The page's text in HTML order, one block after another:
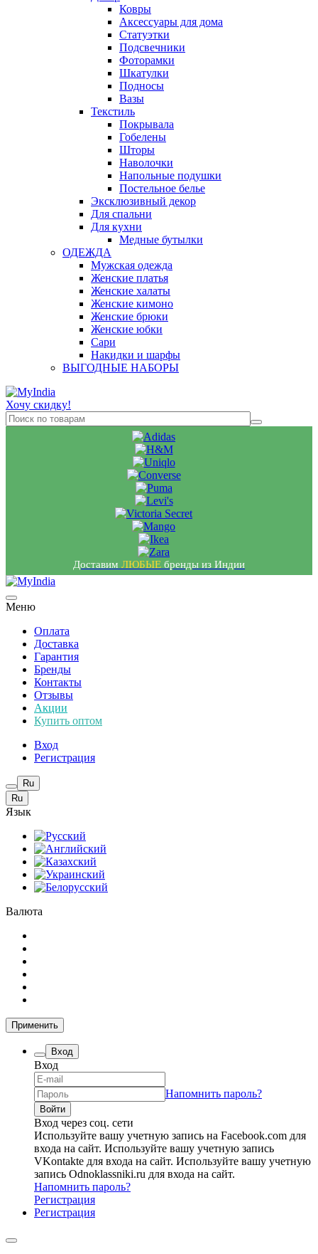
Ковры
Аксессуары для дома
Статуэтки
Подсвечники
Фоторамки
Шкатулки
Подносы
Вазы
Текстиль
Покрывала
Гобелены
Шторы
Наволочки
Напольные подушки
Постельное белье
Эксклюзивный декор
Для спальни
Для кухни
Медные бутылки
ОДЕЖДА
Мужская одежда
Женские платья
Женские халаты
Женские кимоно
Женские брюки
Женские юбки
Сари
Накидки и шарфы
ВЫГОДНЫЕ НАБОРЫ
Хочу скидку!
Доставим ЛЮБЫЕ бренды из Индии
Меню
Оплата
Доставка
Гарантия
Бренды
Контакты
Отзывы
Акции
Купить оптом
Вход
Регистрация
Ru
Ru
Язык
Валюта
Применить
Вход
Вход
Напомнить пароль?
Вход через соц. сети
Используйте вашу учетную запись на Facebook.com для
входа на сайт. Используйте вашу учетную запись
VKontakte для входа на сайт. Используйте вашу учетную
запись Odnoklassniki.ru для входа на сайт.
Напомнить пароль?
Регистрация
Регистрация